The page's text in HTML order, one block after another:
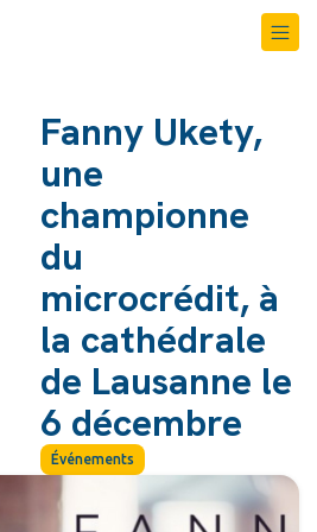
Fanny Ukety,
une
championne
du
microcrédit, à
la cathédrale
de Lausanne le
6 décembre
Événements